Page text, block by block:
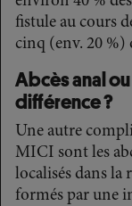
fistule au cours
cinq (env. 20 %)
Abcès anal
différence ?
Une autre
MICI sont les
localisés dans la
formés par une